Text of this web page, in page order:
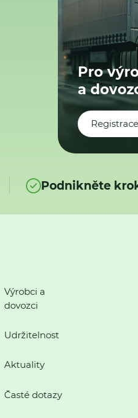
Pro
a
Registrace
Podnikněte
Výrobci a
dovozci
Udržitelnost
Aktuality
Časté dotazy